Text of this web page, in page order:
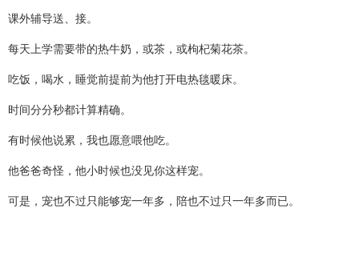
课外辅导送、接。
每天上学需要带的热牛奶，或茶，或枸杞菊花茶。
吃饭，喝水，睡觉前提前为他打开电热毯暖床。
时间分分秒都计算精确。
有时候他说累，我也愿意喂他吃。
他爸爸奇怪，他小时候也没见你这样宠。
可是，宠也不过只能够宠一年多，陪也不过只一年多而已。